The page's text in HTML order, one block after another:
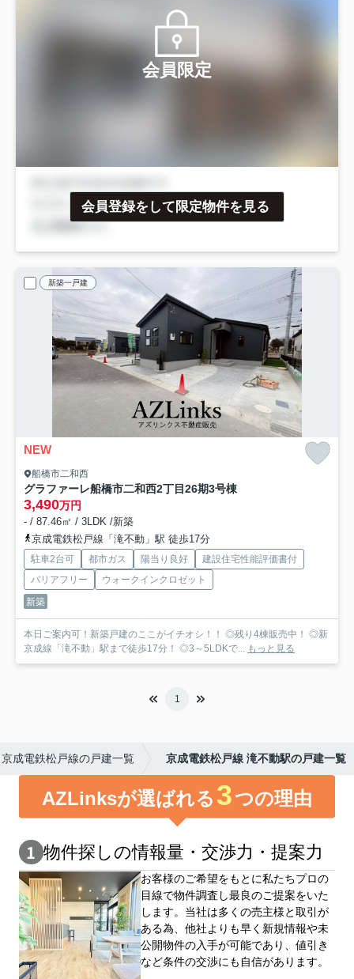
会員限定
会員登録をして限定物件を見る
新築一戸建
NEW
船橋市二和西
グラファーレ船橋市二和西2丁目26期3号棟
3,490万円
- / 87.46㎡ / 3LDK /新築
京成電鉄松戸線「滝不動」駅 徒歩17分
駐車2台可 都市ガス 陽当り良好
建設住宅性能評価書付
バリアフリー
ウォークインクロゼット
新築
本日ご案内可！新築戸建のここがイチオシ！！ ◎残り4棟販売中！ ◎新
京成線「滝不動」駅まで徒歩17分！ ◎3～5LDKで... もっと見る
1
京成電鉄松戸線の戸建一覧 京成電鉄松戸線 滝不動駅の戸建一覧
AZLinksが選ばれる 3つの理由
物件探しの情報量・交渉⼒・提案⼒
お客様のご希望をもとに私たちプロの
目線で物件調査し最良のご提案をいた
します。当社は多くの売主様と取引が
ある為、他社よりも早く新規情報や未
公開物件の⼊手が可能であり、値引き
など条件の交渉にも自信があります。